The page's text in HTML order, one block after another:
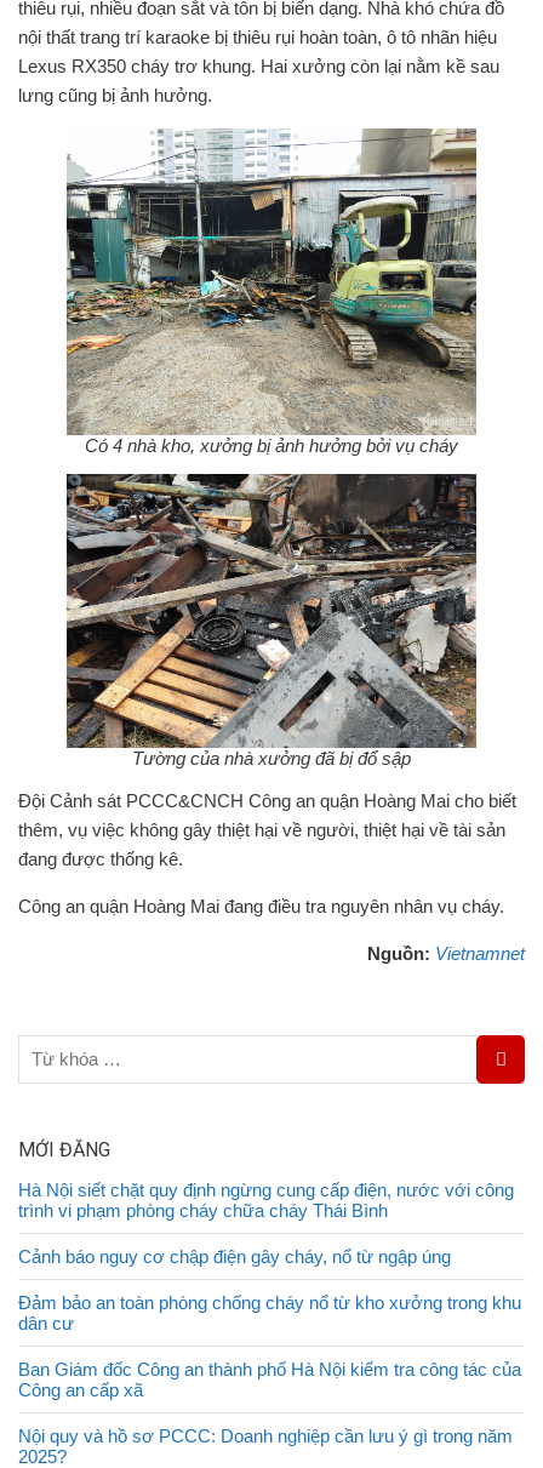
thiêu rụi, nhiều đoạn sắt và tôn bị biến dạng. Nhà khó chứa đồ
nội thất trang trí karaoke bị thiêu rụi hoàn toàn, ô tô nhãn hiệu
Lexus RX350 cháy trơ khung. Hai xưởng còn lại nằm kề sau
lưng cũng bị ảnh hưởng.
Có 4 nhà kho, xưởng bị ảnh hưởng bởi vụ cháy
Tường của nhà xưởng đã bị đổ sập
Đội Cảnh sát PCCC&CNCH Công an quận Hoàng Mai cho biết
thêm, vụ việc không gây thiệt hại về người, thiệt hại về tài sản
đang được thống kê.
Công an quận Hoàng Mai đang điều tra nguyên nhân vụ cháy.
Nguồn: Vietnamnet
MỚI ĐĂNG
Hà Nội siết chặt quy định ngừng cung cấp điện, nước với công
trình vi phạm phòng cháy chữa cháy Thái Bình
Cảnh báo nguy cơ chập điện gây cháy, nổ từ ngập úng
Đảm bảo an toàn phòng chống cháy nổ từ kho xưởng trong khu
dân cư
Ban Giám đốc Công an thành phố Hà Nội kiểm tra công tác của
Công an cấp xã
Nội quy và hồ sơ PCCC: Doanh nghiệp cần lưu ý gì trong năm
2025?